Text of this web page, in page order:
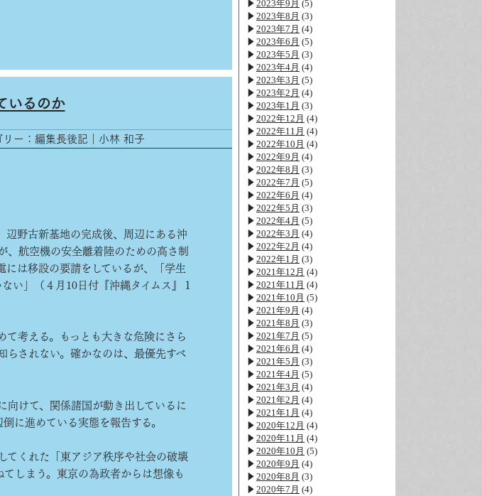
いるのか
ー：編集長後記｜小林 和子
野古新基地の完成後、周辺にある沖
、航空機の安全離着陸のための高さ制
には移設の要請をしているが、「学生
い」（４月10日付『沖縄タイムス』１
考える。もっとも大きな危険にさら
されない。確かなのは、最優先すべ
けて、関係諸国が動き出しているに
に進めている実態を報告する。
くれた「東アジア秩序や社会の破壊
しまう。東京の為政者からは想像も
2023年9月 (5)
2023年8月 (3)
2023年7月 (4)
2023年6月 (5)
2023年5月 (3)
2023年4月 (4)
2023年3月 (5)
2023年2月 (4)
2023年1月 (3)
2022年12月 (4)
2022年11月 (4)
2022年10月 (4)
2022年9月 (4)
2022年8月 (3)
2022年7月 (5)
2022年6月 (4)
2022年5月 (3)
2022年4月 (5)
2022年3月 (4)
2022年2月 (4)
2022年1月 (3)
2021年12月 (4)
2021年11月 (4)
2021年10月 (5)
2021年9月 (4)
2021年8月 (3)
2021年7月 (5)
2021年6月 (4)
2021年5月 (3)
2021年4月 (5)
2021年3月 (4)
2021年2月 (4)
2021年1月 (4)
2020年12月 (4)
2020年11月 (4)
2020年10月 (5)
2020年9月 (4)
2020年8月 (3)
2020年7月 (4)